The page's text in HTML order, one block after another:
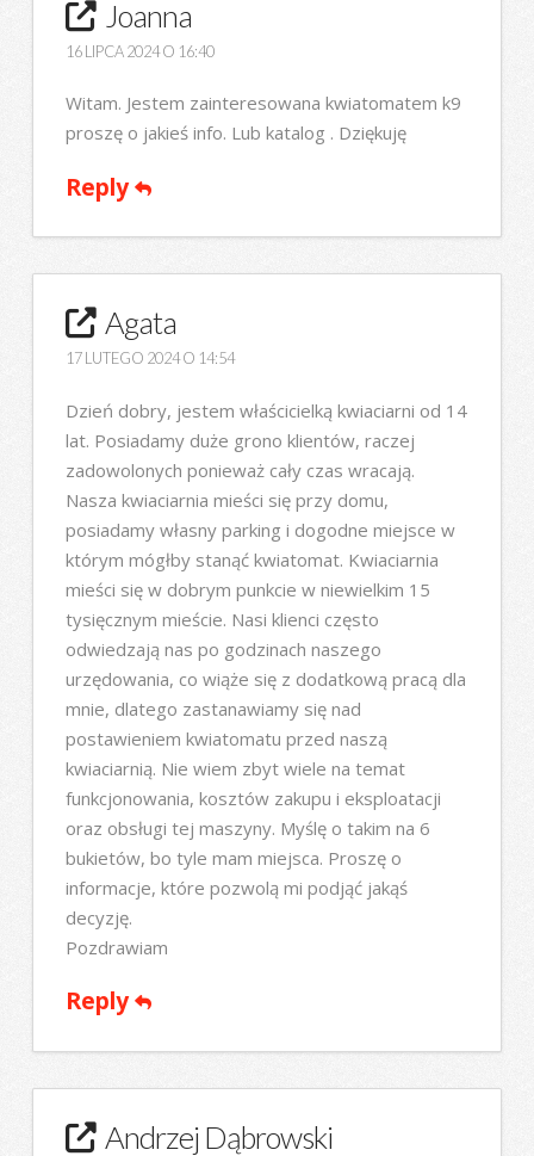
Joanna
16 LIPCA 2024 O 16:40
Witam. Jestem zainteresowana kwiatomatem k9
proszę o jakieś info. Lub katalog . Dziękuję
Reply
Agata
17 LUTEGO 2024 O 14:54
Dzień dobry, jestem właścicielką kwiaciarni od 14
lat. Posiadamy duże grono klientów, raczej
zadowolonych ponieważ cały czas wracają.
Nasza kwiaciarnia mieści się przy domu,
posiadamy własny parking i dogodne miejsce w
którym mógłby stanąć kwiatomat. Kwiaciarnia
mieści się w dobrym punkcie w niewielkim 15
tysięcznym mieście. Nasi klienci często
odwiedzają nas po godzinach naszego
urzędowania, co wiąże się z dodatkową pracą dla
mnie, dlatego zastanawiamy się nad
postawieniem kwiatomatu przed naszą
kwiaciarnią. Nie wiem zbyt wiele na temat
funkcjonowania, kosztów zakupu i eksploatacji
oraz obsługi tej maszyny. Myślę o takim na 6
bukietów, bo tyle mam miejsca. Proszę o
informacje, które pozwolą mi podjąć jakąś
decyzję.
Pozdrawiam
Reply
Andrzej Dąbrowski